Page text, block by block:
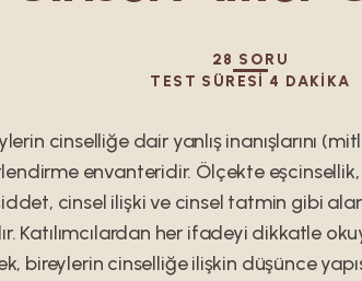
28 SORU
TEST SÜRESI 4 DAKIKA
cinselliğe dair yanlış inanışlarını
envanteridir. Ölçekte
cinsel ilişki ve cinsel tatmin gibi
Katılımcılardan her ifadeyi dikkatle
bireylerin cinselliğe ilişkin düşünce